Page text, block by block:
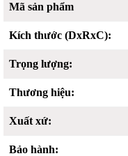
Mã sản phẩm
Kích thước (DxRxC):
Trọng lượng:
Thương hiệu:
Xuất xứ:
Bảo hành: